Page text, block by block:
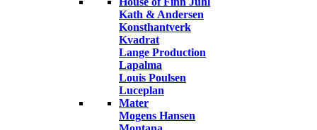
Kath & Andersen
Konsthantverk
Kvadrat
Lange Production
Lapalma
Louis Poulsen
Luceplan
Mater
Mogens Hansen